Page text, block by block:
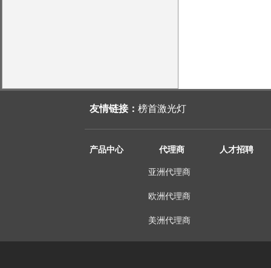
产品中心 代理商 人才招聘
亚洲代理商
欧洲代理商
美洲代理商
友情链接： 榜首激光灯